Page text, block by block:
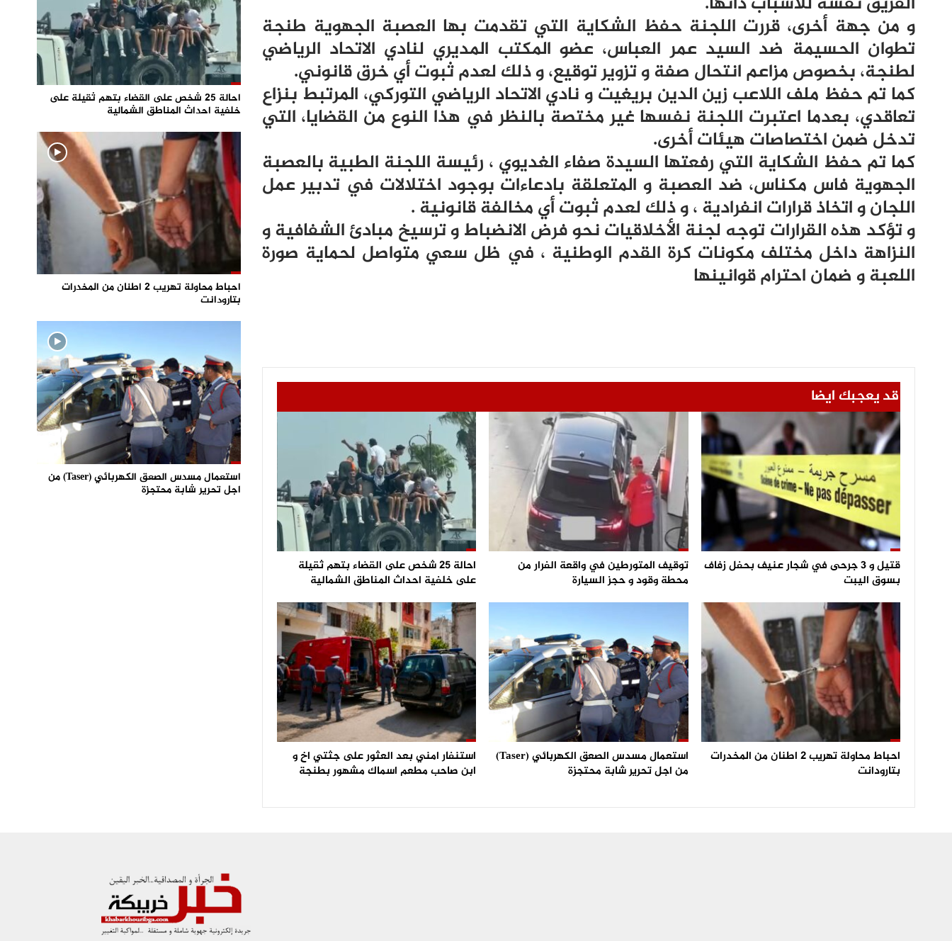
و من جهة أخرى، قررت اللجنة حفظ الشكاية التي تقدمت بها العصبة الجهوية طنجة
تطوان الحسيمة ضد السيد عمر العباس، عضو المكتب المديري لنادي الاتحاد الرياضي
لطنجة، بخصوص مزاعم انتحال صفة و تزوير توقيع، و ذلك لعدم ثبوت أي خرق قانوني.
كما تم حفظ ملف اللاعب زين الدين بريغيت و نادي الاتحاد الرياضي التوركي، المرتبط بنزاع
تعاقدي، بعدما اعتبرت اللجنة نفسها غير مختصة بالنظر في هذا النوع من القضايا، التي
تدخل ضمن اختصاصات هيئات أخرى.
كما تم حفظ الشكاية التي رفعتها السيدة صفاء الغديوي ، رئيسة اللجنة الطبية بالعصبة
الجهوية فاس مكناس، ضد العصبة و المتعلقة بادعاءات بوجود اختلالات في تدبير عمل
اللجان و اتخاذ قرارات انفرادية ، و ذلك لعدم ثبوت أي مخالفة قانونية .
و تؤكد هذه القرارات توجه لجنة الأخلاقيات نحو فرض الانضباط و ترسيخ مبادئ الشفافية و
النزاهة داخل مختلف مكونات كرة القدم الوطنية ، في ظل سعي متواصل لحماية صورة
اللعبة و ضمان احترام قوانينها
قد يعجبك ايضا
قتيل و 3 جرحى في شجار عنيف بحفل زفاف
بسوق اليبت
توقيف المتورطين في واقعة الفرار من
محطة وقود و حجز السيارة
احالة 25 شخص على القضاء بتهم ثقيلة
على خلفية احداث المناطق الشمالية
احباط محاولة تهريب 2 اطنان من المخدرات
بتارودانت
استعمال مسدس الصعق الكهربائي (Taser)
من اجل تحرير شابة محتجزة
استنفار امني بعد العثور على جثتي اخ و
ابن صاحب مطعم اسماك مشهور بطنجة
احالة 25 شخص على القضاء بتهم ثقيلة على
خلفية احداث المناطق الشمالية
احباط محاولة تهريب 2 اطنان من المخدرات
بتارودانت
استعمال مسدس الصعق الكهربائي (Taser) من
اجل تحرير شابة محتجزة